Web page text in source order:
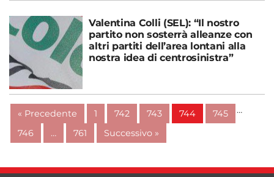
Valentina Colli (SEL): “Il nostro
partito non sosterrà alleanze con
altri partiti dell’area lontani alla
nostra idea di centrosinistra”
« Precedente 1 …
742 743 744
745
746
… 761 Successivo »